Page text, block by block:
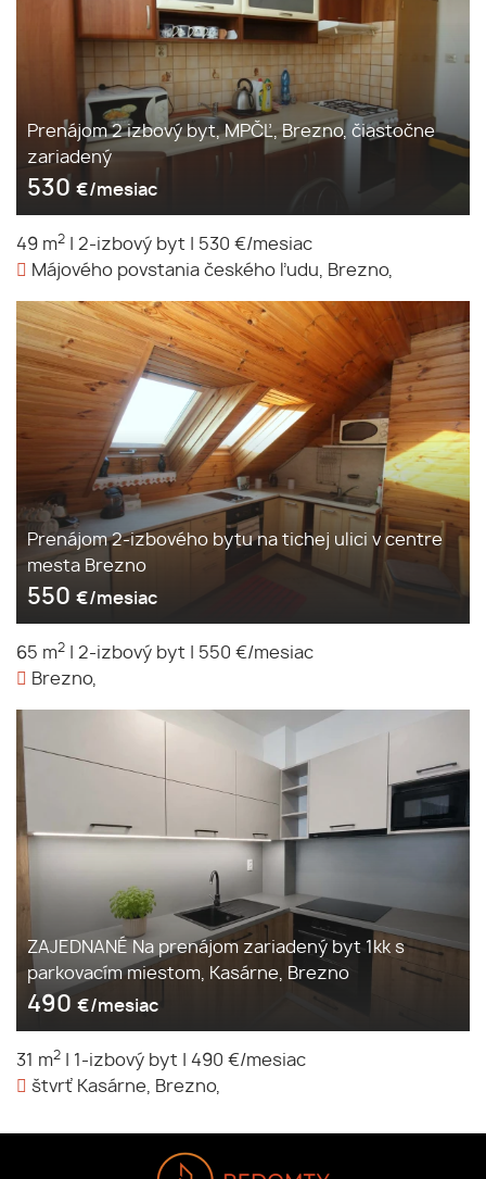
Prenájom 2 izbový byt, MPČĽ, Brezno, čiastočne
zariadený
530 €/mesiac
49 m2 2-izbový byt
530 €/mesiac
Májového povstania českého ľudu, Brezno,
Prenájom 2-izbového bytu na tichej ulici v centre
mesta Brezno
550 €/mesiac
65 m2 2-izbový byt
550 €/mesiac
Brezno,
ZAJEDNANÉ Na prenájom zariadený byt 1kk s
parkovacím miestom, Kasárne, Brezno
490 €/mesiac
31 m2 1-izbový byt
490 €/mesiac
štvrť Kasárne, Brezno,